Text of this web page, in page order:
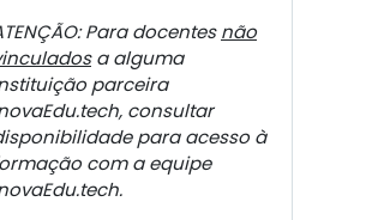
Para docentesnão
a alguma
parceira
consultar
para acesso à
com a equipe